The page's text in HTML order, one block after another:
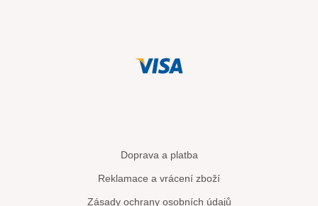
Doprava a platba
Reklamace a vrácení zboží
Zásady ochrany osobních údajů